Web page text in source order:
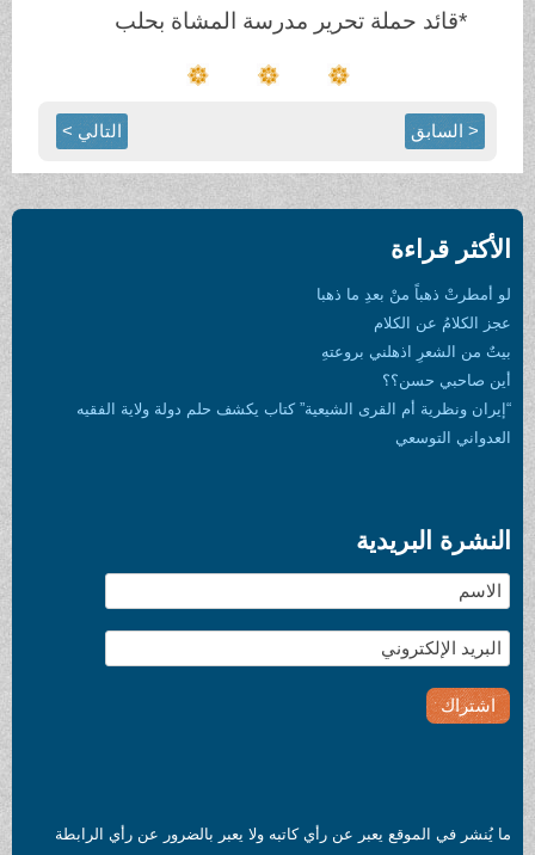
قائد حملة تحرير مدرسة المشاة بحلب
< السابق التالي >
الأكثر قراءة
لو أمطرتْ ذهباً منْ بعدِ ما ذهبا
عجز الكلامُ عن الكلام
بيتٌ من الشعرِ اذهلني بروعتهِ
أين صاحبي حسن؟؟
“إيران ونظرية أم القرى الشيعية” كتاب يكشف حلم دولة ولاية الفقيه
العدواني التوسعي
النشرة البريدية
ما يُنشر في الموقع يعبر عن رأي كاتبه ولا يعبر بالضرور عن رأي الرابطة